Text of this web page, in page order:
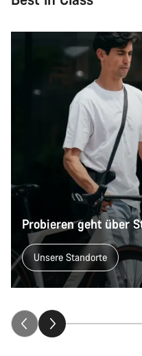
Probieren geht über
Unsere Standorte
Unsere Experten